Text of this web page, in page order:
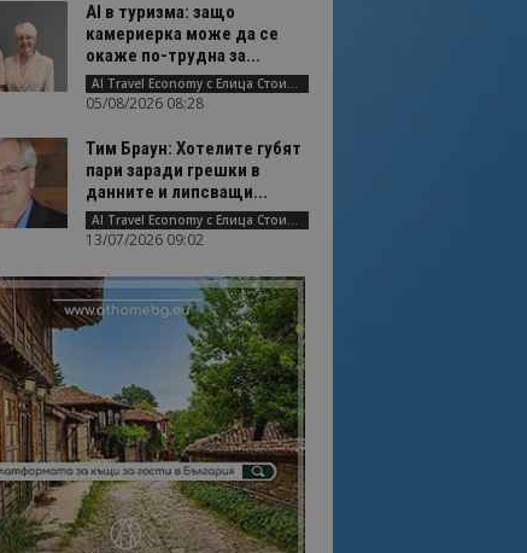
AI в туризма: защо
камериерка може да се
окаже по-трудна за...
AI Travel Economy с Елица Стоилова
05/08/2026 08:28
Тим Браун: Хотелите губят
пари заради грешки в
данните и липсващи...
AI Travel Economy с Елица Стоилова
13/07/2026 09:02